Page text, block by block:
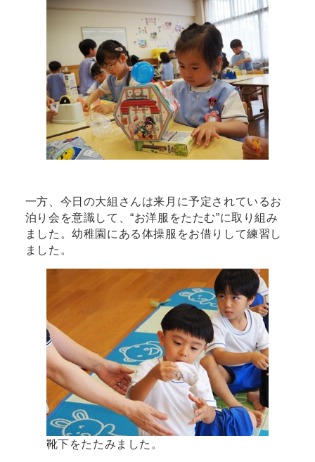
一方、今日の大組さんは来月に予定されているお
泊り会を意識して、“お洋服をたたむ”に取り組み
ました。幼稚園にある体操服をお借りして練習し
ました。
靴下をたたみました。